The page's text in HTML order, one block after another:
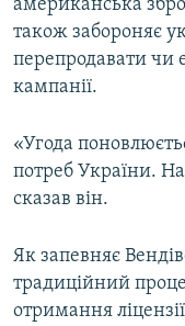
американська
також забороняє
перепродавати чи
кампанії.
«Угода
потреб України.
сказав він.
Як запевняє
традиційний
отримання